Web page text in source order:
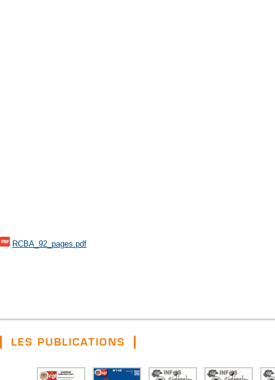
RCBA_92_pages.pdf
LES PUBLICATIONS